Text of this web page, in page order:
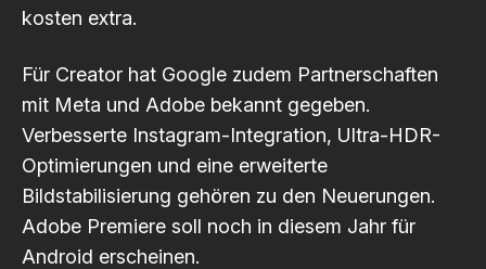
kosten extra.
Für Creator hat Google zudem Partnerschaften
mit Meta und Adobe bekannt gegeben.
Verbesserte Instagram-Integration, Ultra-HDR-
Optimierungen und eine erweiterte
Bildstabilisierung gehören zu den Neuerungen.
Adobe Premiere soll noch in diesem Jahr für
Android erscheinen.